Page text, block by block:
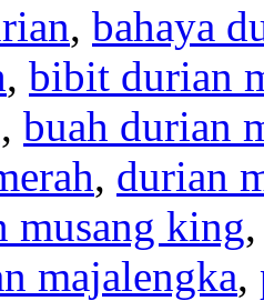
, bahaya
, bibit durian
, buah durian
, durian
musang king
majalengka,